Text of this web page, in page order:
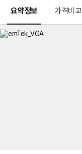
요약정보 가격비교